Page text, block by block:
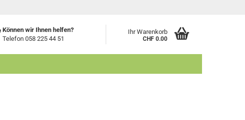
Können wir Ihnen helfen?
Telefon 058 225 44 51
Ihr Warenkorb
CHF 0.00